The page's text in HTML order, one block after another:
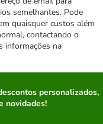
semelhantes. Pode
quaisquer custos além
contactando o
informações na
personalizados,
novidades!